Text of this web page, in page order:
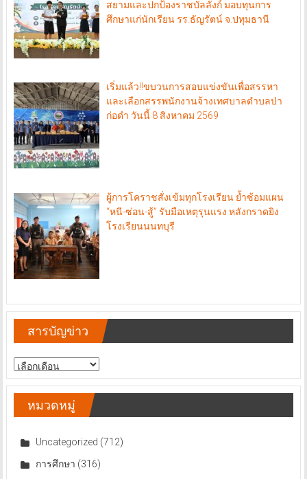
สยามและปกป้องราชบัลลังก์ มอบทุนการ
ศึกษาแก่นักเรียน รร.ธัญรัตน์ จ.ปทุมธานี
เริ่มแล้ว!!ขบวนการสอบแข่งขันเพื่อสรรหา
และเลือกสรรพนักงานจ้างเทศบาลตำบลป่า
ก่อดำ วันนี้ 8 สิงหาคม 2569
ผู้การโคราชสั่งเข้มทุกโรงเรียน ย้ำซ้อมแผน
“หนี-ซ่อน-สู้” รับมือเหตุรุนแรง หลังกราดยิง
โรงเรียนนนทบุรี
สารบัญข่าว
สารบัญ
ข่าว
หมวดหมู่
Uncategorized (712)
การศึกษา (316)